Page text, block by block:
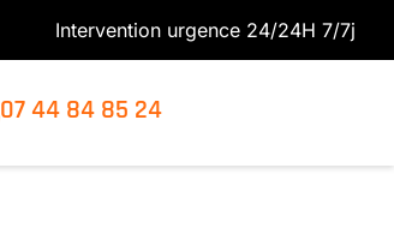
Intervention urgence 24/24H 7/7j
07 44 84 85 24